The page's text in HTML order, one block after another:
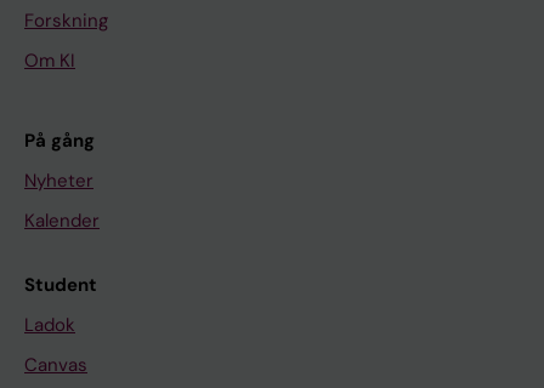
Forskning
Om KI
På gång
Nyheter
Kalender
Student
Ladok
Canvas